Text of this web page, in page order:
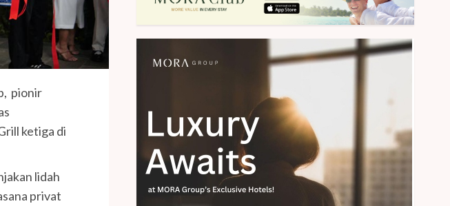
pionir
ketiga di
lidah
privat